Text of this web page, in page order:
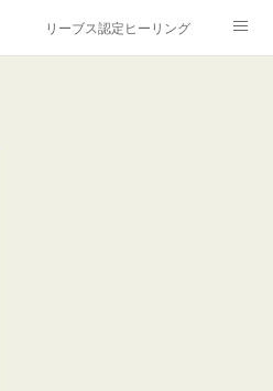
リーブス認定ヒーリング